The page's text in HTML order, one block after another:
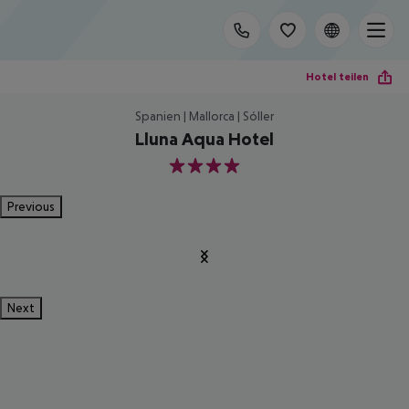
Hotel teilen
Spanien | Mallorca | Sóller
Lluna Aqua Hotel
4
Previous
Next